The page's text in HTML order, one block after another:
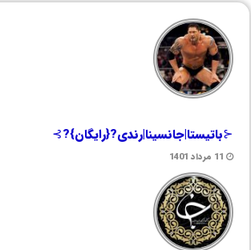
⊰باتیستا|جانسینا|رندی?{رایگان}?⊱
11 مرداد 1401